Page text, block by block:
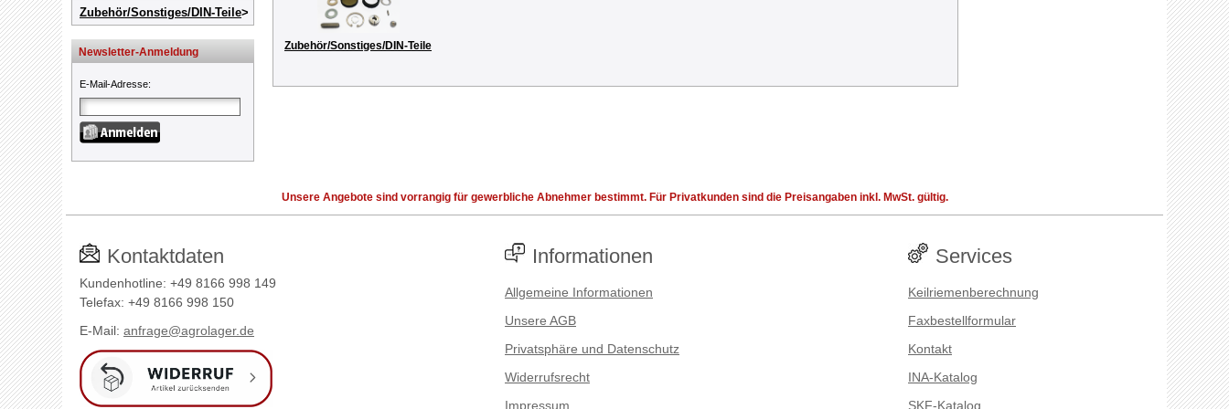
Zubehör/Sonstiges/DIN-Teile
Newsletter-Anmeldung
E-Mail-Adresse:
Zubehör/Sonstiges/DIN-Teile
Unsere Angebote sind vorrangig für gewerbliche Abnehmer bestimmt. Für Privatkunden sind die Preisangaben inkl. MwSt. gültig.
Kontaktdaten
Kundenhotline: +49 8166 998 149
Telefax: +49 8166 998 150
E-Mail: anfrage@agrolager.de
Informationen
Allgemeine Informationen
Unsere AGB
Privatsphäre und Datenschutz
Widerrufsrecht
Impressum
Services
Keilriemenberechnung
Faxbestellformular
Kontakt
INA-Katalog
SKF-Katalog